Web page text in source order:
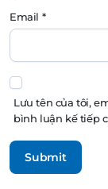
Email *
Lưu tên của tôi,
bình luận kế tiếp